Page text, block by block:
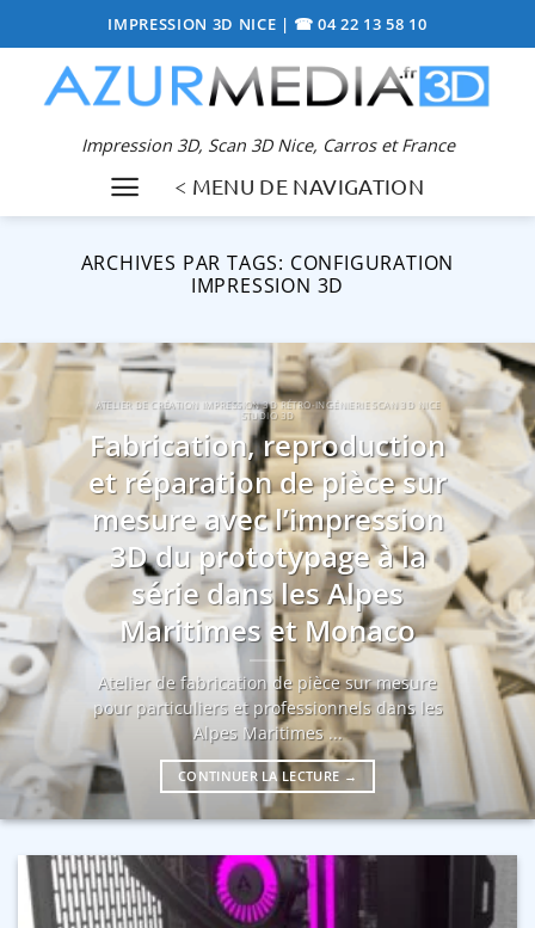
au
contenu
IMPRESSION 3D NICE | ☎ 04 22 13 58 10
Impression 3D, Scan 3D Nice, Carros et France
< MENU DE NAVIGATION
ARCHIVES PAR TAGS: CONFIGURATION
IMPRESSION 3D
ATELIER DE CRÉATION IMPRESSION 3D RÉTRO-INGÉNIERIE SCAN 3D NICE
STUDIO 3D
Fabrication, reproduction
et réparation de pièce sur
mesure avec l’impression
3D du prototypage à la
série dans les Alpes
Maritimes et Monaco
Atelier de fabrication de pièce sur mesure
pour particuliers et professionnels dans les
Alpes Maritimes ...
CONTINUER LA LECTURE →